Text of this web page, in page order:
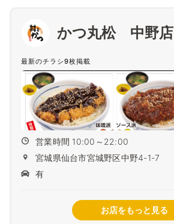
かつ丸松 中野店
最新のチラシ9枚掲載
営業時間 10:00～22:00
宮城県仙台市宮城野区中野4-1-7
有
お店をもっと見る